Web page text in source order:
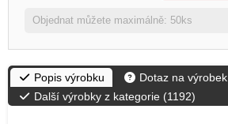
Objednat můžete maximálně: 50ks
Popis výrobku
Dotaz na výrobek
Další výrobky z kategorie (1192)